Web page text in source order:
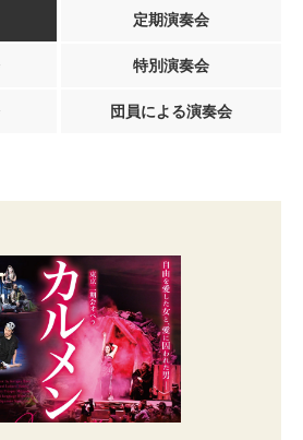
定期演奏会
特別演奏会
団員による演奏会